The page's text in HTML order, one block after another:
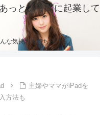
っという間に起業して
な気持ちを持ち続ける。
主婦やママがiPadを
方法も